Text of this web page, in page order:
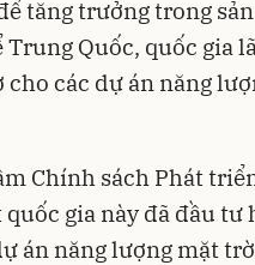
tăng trưởng trong
Trung Quốc, quốc gia
các dự án năng
Chính sách Phát
gia này đã đầu
án năng lượng mặt